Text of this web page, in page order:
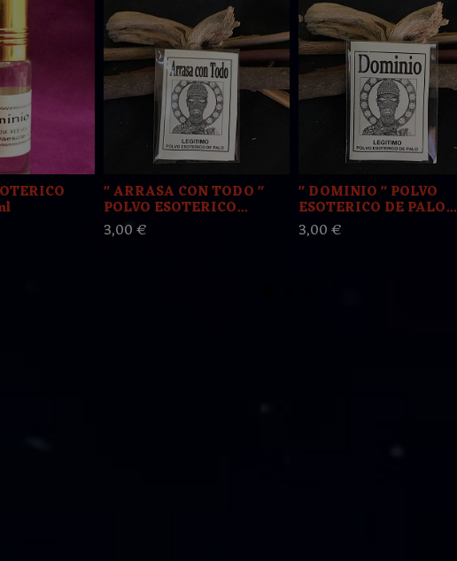
" ARRASA CON TODO "
POLVO ESOTERICO...
3,00 €
" DOMINIO " POLVO
ESOTERICO DE PALO...
3,00 €